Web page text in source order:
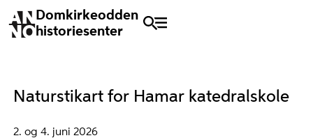
Domkirkeodden
historiesenter
Naturstikart for Hamar katedralskole
2. og 4. juni 2026